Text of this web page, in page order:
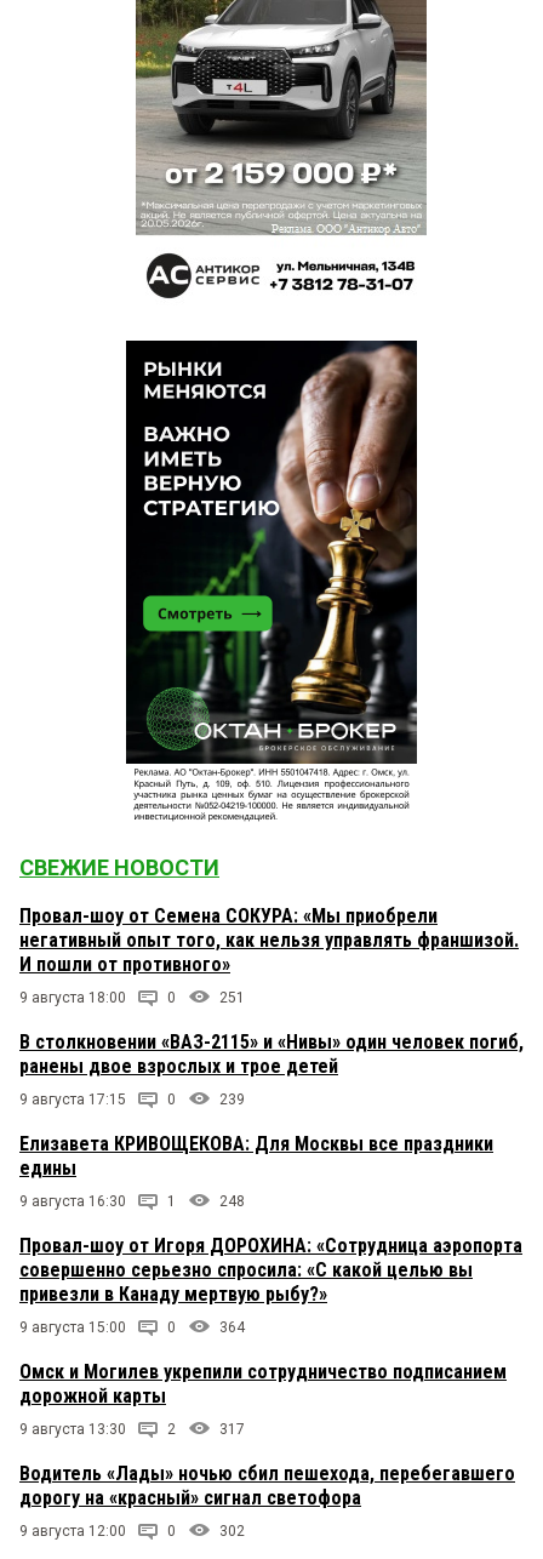
СВЕЖИЕ НОВОСТИ
Провал-шоу от Семена СОКУРА: «Мы приобрели
негативный опыт того, как нельзя управлять франшизой.
И пошли от противного»
9 августа 18:00 0 251
В столкновении «ВАЗ-2115» и «Нивы» один человек погиб,
ранены двое взрослых и трое детей
9 августа 17:15 0 239
Елизавета КРИВОЩЕКОВА: Для Москвы все праздники
едины
9 августа 16:30 1 248
Провал-шоу от Игоря ДОРОХИНА: «Сотрудница аэропорта
совершенно серьезно спросила: «С какой целью вы
привезли в Канаду мертвую рыбу?»
9 августа 15:00 0 364
Омск и Могилев укрепили сотрудничество подписанием
дорожной карты
9 августа 13:30 2 317
Водитель «Лады» ночью сбил пешехода, перебегавшего
дорогу на «красный» сигнал светофора
9 августа 12:00 0 302